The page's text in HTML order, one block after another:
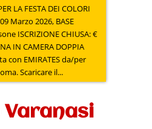
LA FESTA DEI COLORI
€
IN CAMERA DOPPIA
con EMIRATES da/per
Scaricare il...
Varanasi